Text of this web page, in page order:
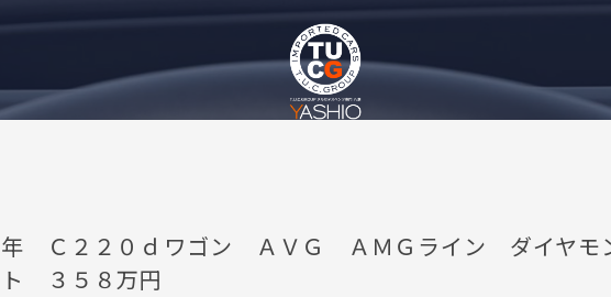
年 Ｃ２２０ｄワゴン ＡＶＧ ＡＭＧライン ダイヤモ
ト ３５８万円